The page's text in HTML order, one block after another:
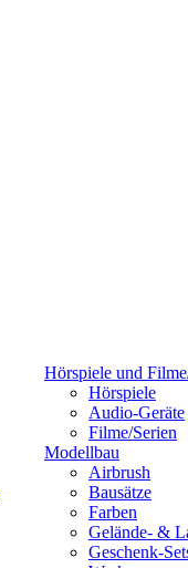
Hörspiele und
Hörspiele
Audio-Geräte
Filme/Serien
Modellbau
Airbrush
Bausätze
Farben
Gelände- &
Geschenk-